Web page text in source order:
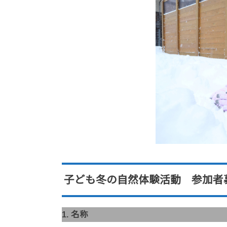
子ども冬の自然体験活動 参加者
1. 名称